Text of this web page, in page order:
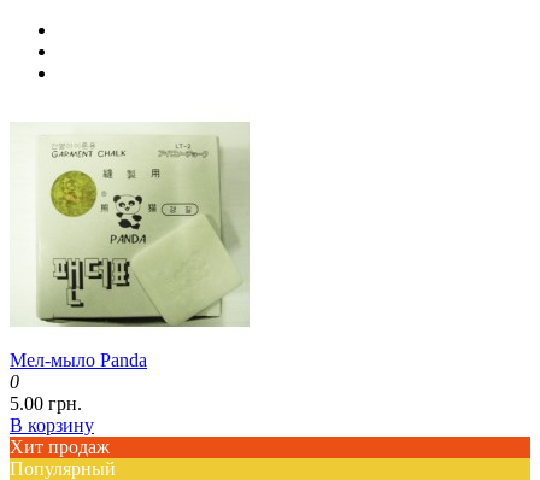
Мел-мыло Panda
0
5.00 грн.
В корзину
Хит продаж
Популярный